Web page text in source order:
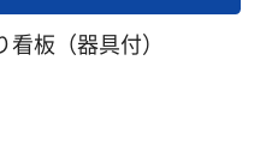
板（器具付）